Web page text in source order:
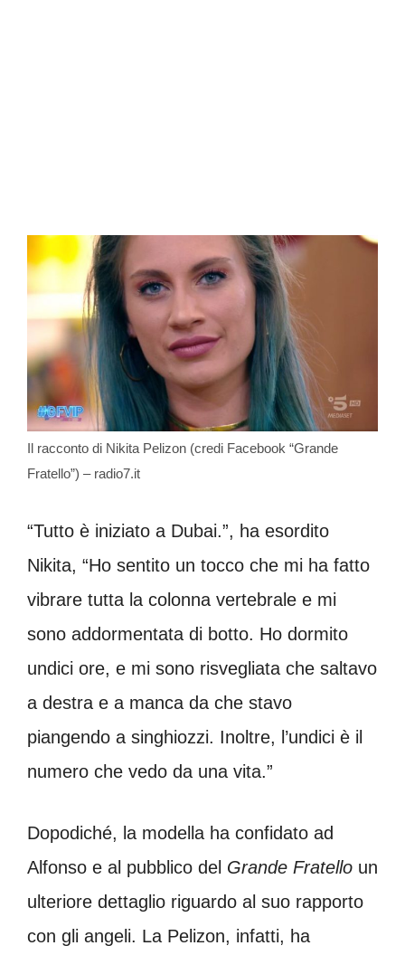
Il racconto di Nikita Pelizon (credi Facebook “Grande
Fratello”) – radio7.it
“Tutto è iniziato a Dubai.”, ha esordito
Nikita, “Ho sentito un tocco che mi ha fatto
vibrare tutta la colonna vertebrale e mi
sono addormentata di botto. Ho dormito
undici ore, e mi sono risvegliata che saltavo
a destra e a manca da che stavo
piangendo a singhiozzi. Inoltre, l’undici è il
numero che vedo da una vita.”
Dopodiché, la modella ha confidato ad
Alfonso e al pubblico del Grande Fratello un
ulteriore dettaglio riguardo al suo rapporto
con gli angeli. La Pelizon, infatti, ha